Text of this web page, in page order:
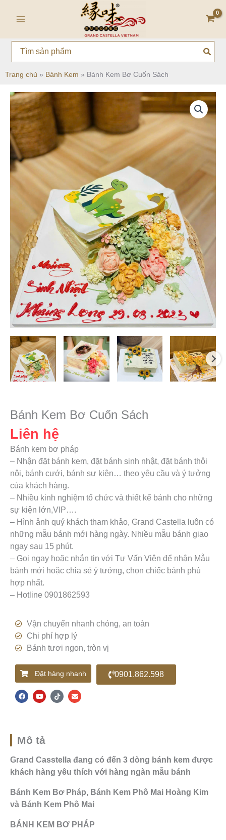
dung
for:
Trang chủ » Bánh Kem » Bánh Kem Bơ Cuốn Sách
Bánh Kem Bơ Cuốn Sách
Liên hệ
Bánh kem bơ pháp
– Nhận đặt bánh kem, đặt bánh sinh nhật, đặt bánh thôi
nôi, bánh cưới, bánh sự kiện… theo yêu cầu và ý tưởng
của khách hàng.
– Nhiều kinh nghiệm tổ chức và thiết kế bánh cho những
sự kiện lớn,VIP….
– Hình ảnh quý khách tham khảo, Grand Castella luôn có
những mẫu bánh mới hàng ngày. Nhiều mẫu bánh giao
ngay sau 15 phút.
– Gọi ngay hoặc nhắn tin với Tư Vấn Viên để nhận Mẫu
bánh mới hoặc chia sẻ ý tưởng, chọn chiếc bánh phù
hợp nhất.
– Hotline 0901862593
Vận chuyển nhanh chóng, an toàn
Chi phí hợp lý
Bánh tươi ngon, tròn vị
Đặt hàng nhanh 0901.862.598
a
c
o
u
i
k
n
v
Mô tả
Grand Casstella đang có đến 3 dòng bánh kem được
khách hàng yêu thích với hàng ngàn mẫu bánh
Bánh Kem Bơ Pháp, Bánh Kem Phô Mai Hoàng Kim
và Bánh Kem Phô Mai
BÁNH KEM BƠ PHÁP